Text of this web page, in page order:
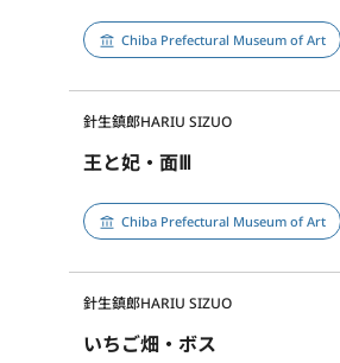
Chiba Prefectural Museum of Art
王と妃・面Ⅲ
針生鎮郎HARIU SIZUO
Chiba Prefectural Museum of Art
いちご畑・ボス
針生鎮郎HARIU SIZUO